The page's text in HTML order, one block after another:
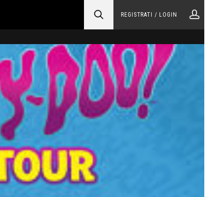
REGISTRATI / LOGIN